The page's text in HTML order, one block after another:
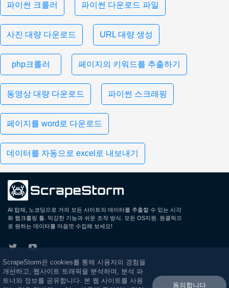
파이썬 크롤러 파이썬 다운로드 파일
사진 대량 다운로드 URL 대량 생성
php크롤러 페이지의 키워드를 추출하기
동영상 대량 다운로드 파이썬 스크래핑
페이지를 word로 다운로드
데이터를 자동으로 excel로 내보내기
AI 탑재, 노코딩으로 거의 모든 사이트의 데이터를 추출할 수 있는 시각
화 웹크롤링 툴. 막강한 기능과 쉬운 조작 방식. 모든 OS지원. 원클릭으
로 원하는 데이터를 마음껏 수집해 보세요!
support.kr@scrapestorm.com
ScrapeStorm은 cookies를 통해 사용자의 경험을
개선하고, 웹사이트 트래픽을 분석하며, 분석 파
트너와 정보를 공유합니다. 본 웹 사이트를 사용
동의합니다